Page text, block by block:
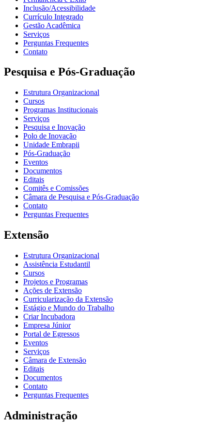
Inclusão/Acessibilidade
Currículo Integrado
Gestão Acadêmica
Serviços
Perguntas Frequentes
Contato
Pesquisa e Pós-Graduação
Estrutura Organizacional
Cursos
Programas Institucionais
Serviços
Pesquisa e Inovação
Polo de Inovação
Unidade Embrapii
Pós-Graduação
Eventos
Documentos
Editais
Comitês e Comissões
Câmara de Pesquisa e Pós-Graduação
Contato
Perguntas Frequentes
Extensão
Estrutura Organizacional
Assistência Estudantil
Cursos
Projetos e Programas
Ações de Extensão
Curricularização da Extensão
Estágio e Mundo do Trabalho
Criar Incubadora
Empresa Júnior
Portal de Egressos
Eventos
Serviços
Câmara de Extensão
Editais
Documentos
Contato
Perguntas Frequentes
Administração